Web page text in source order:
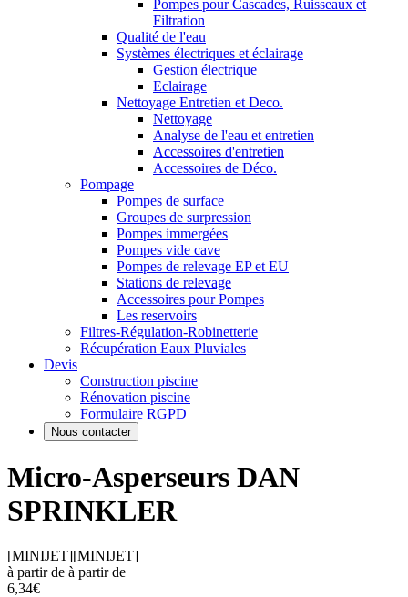
Pompes pour Cascades, Ruisseaux et
Filtration
Qualité de l'eau
Systèmes électriques et éclairage
Gestion électrique
Eclairage
Nettoyage Entretien et Deco.
Nettoyage
Analyse de l'eau et entretien
Accessoires d'entretien
Accessoires de Déco.
Pompage
Pompes de surface
Groupes de surpression
Pompes immergées
Pompes vide cave
Pompes de relevage EP et EU
Stations de relevage
Accessoires pour Pompes
Les reservoirs
Filtres-Régulation-Robinetterie
Récupération Eaux Pluviales
Devis
Construction piscine
Rénovation piscine
Formulaire RGPD
Nous contacter
Micro-Asperseurs DAN
SPRINKLER
[MINIJET][MINIJET]
à partir de à partir de
6,34€